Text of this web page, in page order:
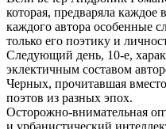
которая, предваряла каждое
каждого автора особенные
только его поэтику и
Следующий день, 10-е,
эклектичным составом
Черных, прочитавшая
поэтов из разных эпох.
Осторожно-внимательная
и урбанистический